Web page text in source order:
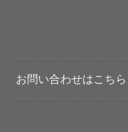
お問い合わせはこちら